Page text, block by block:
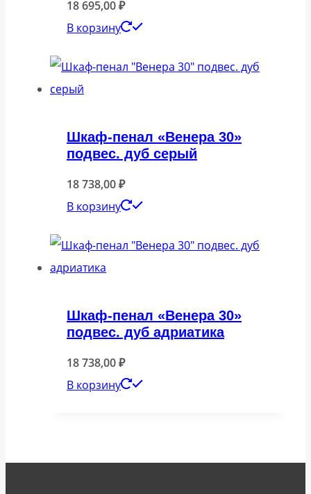
18 695,00₽
В корзину
Шкаф-пенал «Венера 30»
подвес. дуб серый
18 738,00₽
В корзину
Шкаф-пенал «Венера 30»
подвес. дуб адриатика
18 738,00₽
В корзину